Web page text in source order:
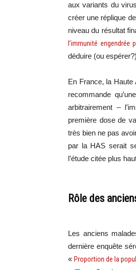
aux variants du
créer une réplique
niveau du résultat
l’immunité engendrée
déduire (ou
En France, la Haute
recommande
arbitrairement –
première dose de
très bien ne pas
par la HAS serait
l’étude citée plus
Rôle des
Les anciens
dernière enquête
«Proportion de la